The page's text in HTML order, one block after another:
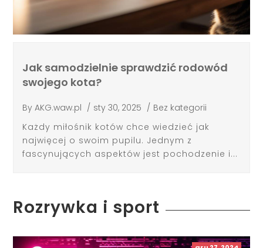
Jak samodzielnie sprawdzić rodowód
swojego kota?
ByAKG.waw.pl / sty 30, 2025 / Bez kategorii
Każdy miłośnik kotów chce wiedzieć jak
najwięcej o swoim pupilu. Jednym z
fascynujących aspektów jest pochodzenie i...
Rozrywka i sport